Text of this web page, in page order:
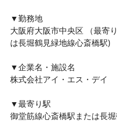
▼勤務地
大阪府大阪市中央区 （最寄
は長堀鶴見緑地線心斎橋駅)
▼企業名・施設名
株式会社アイ・エス・デイ
▼最寄り駅
御堂筋線心斎橋駅または長